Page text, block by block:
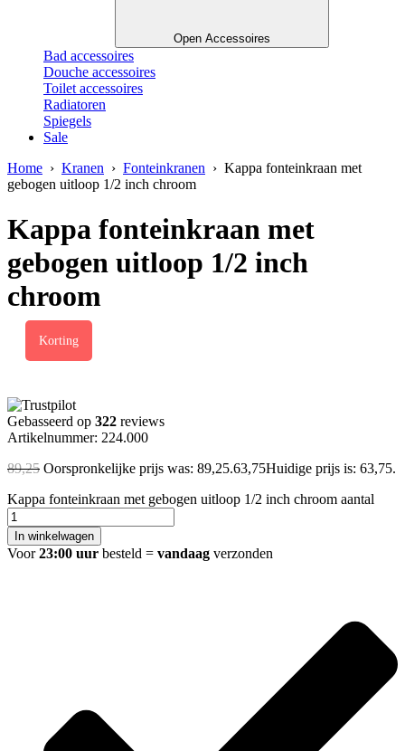
Open Accessoires
Bad accessoires
Douche accessoires
Toilet accessoires
Radiatoren
Spiegels
Sale
Home › Kranen › Fonteinkranen › Kappa fonteinkraan met
gebogen uitloop 1/2 inch chroom
Kappa fonteinkraan met
gebogen uitloop 1/2 inch
chroom
Korting
Gebasseerd op 322 reviews
Artikelnummer: 224.000
89,25 Oorspronkelijke prijs was: 89,25.63,75Huidige prijs is: 63,75.
Kappa fonteinkraan met gebogen uitloop 1/2 inch chroom aantal
In winkelwagen
Voor23:00 uur besteld = vandaag verzonden